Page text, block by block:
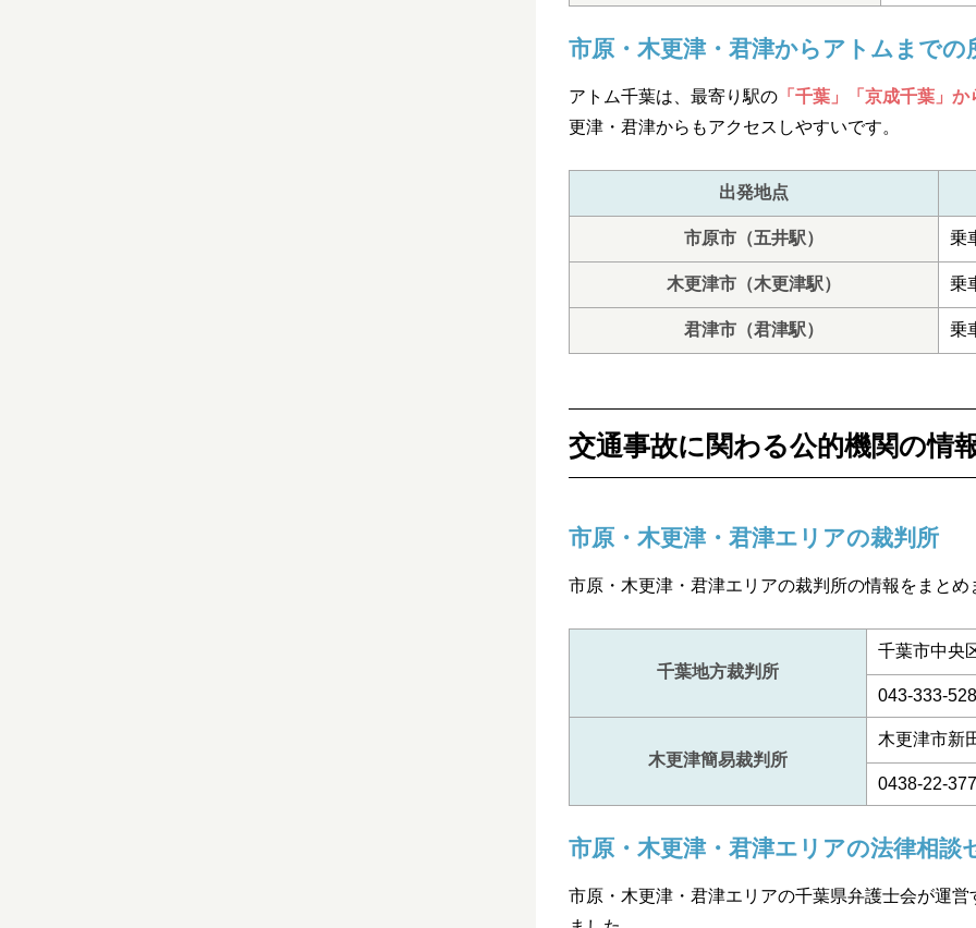
市原・木更津・君津からアトムまでの
アトム千葉は、最寄り駅の 「千葉」「京成千葉」
更津・君津からもアクセスしやすいです。
出発地点
市原市（五井駅） 乗
木更津市（木更津駅） 乗
君津市（君津駅） 乗
交通事故に関わる公的機関の情
市原・木更津・君津エリアの裁判所
市原・木更津・君津エリアの裁判所の情報をまとめ
千葉地方裁判所
千葉市中央
043-333-
木更津簡易裁判所
木更津市新
0438-22-
市原・木更津・君津エリアの法律相談
市原・木更津・君津エリアの千葉県弁護士会が運